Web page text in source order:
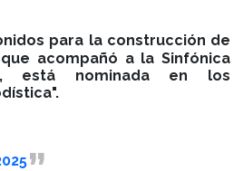
para la construcción de
acompañó a la Sinfónica
está nominada en los